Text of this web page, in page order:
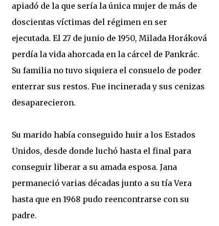
apiadó de la que sería la única mujer de más de
doscientas víctimas del régimen en ser
ejecutada. El 27 de junio de 1950, Milada Horáková
perdía la vida ahorcada en la cárcel de Pankrác.
Su familia no tuvo siquiera el consuelo de poder
enterrar sus restos. Fue incinerada y sus cenizas
desaparecieron.
Su marido había conseguido huir a los Estados
Unidos, desde donde luchó hasta el final para
conseguir liberar a su amada esposa. Jana
permaneció varias décadas junto a su tía Vera
hasta que en 1968 pudo reencontrarse con su
padre.